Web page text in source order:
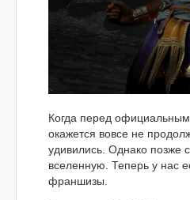
Когда перед
окажется вовсе не
удивились. Однако позже
вселенную. Теперь у нас
франшизы.